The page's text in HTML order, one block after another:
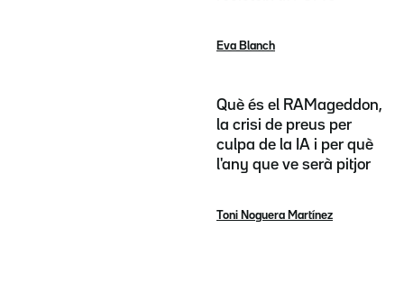
Eva Blanch
Què és el RAMageddon,
la crisi de preus per
culpa de la IA i per què
l'any que ve serà pitjor
Toni Noguera Martínez